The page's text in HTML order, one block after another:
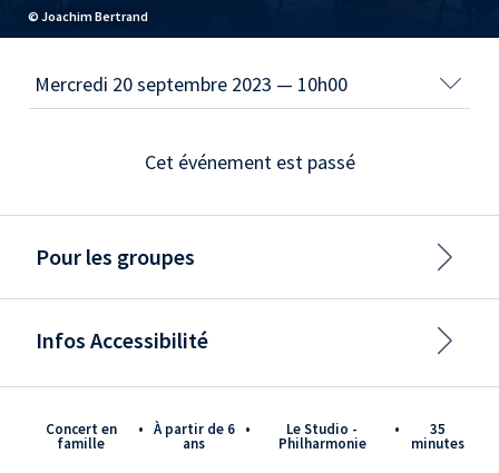
© Joachim Bertrand
Concert en
famille
• à partir de 6
ans
• Le Studio -
Philharmonie
• 35
minutes
Cet événement est passé
Pour les groupes
Infos Accessibilité